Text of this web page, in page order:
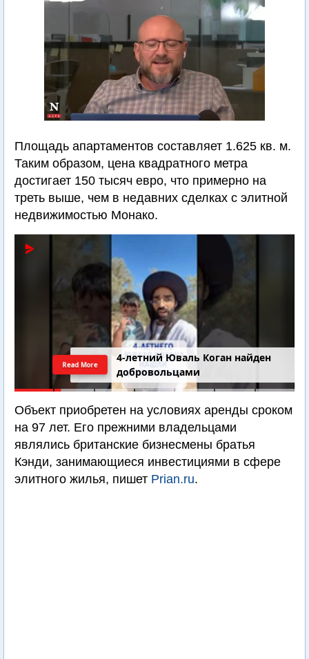
Площадь апартаментов составляет 1.625 кв. м.
Таким образом, цена квадратного метра
достигает 150 тысяч евро, что примерно на
треть выше, чем в недавних сделках с элитной
недвижимостью Монако.
4-летний Юваль Коган найден
добровольцами
Read More
Объект приобретен на условиях аренды сроком
на 97 лет. Его прежними владельцами
являлись британские бизнесмены братья
Кэнди, занимающиеся инвестициями в сфере
элитного жилья, пишет Prian.ru.